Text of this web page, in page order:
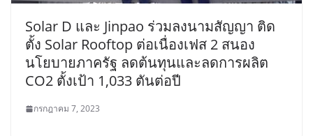
Solar D และ Jinpao ร่วมลงนามสัญญา ติด
ตั้ง Solar Rooftop ต่อเนื่องเฟส 2 สนอง
นโยบายภาครัฐ ลดต้นทุนและลดการผลิต
CO2 ตั้งเป้า 1,033 ตันต่อปี
กรกฎาคม 7, 2023